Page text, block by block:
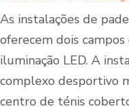
As instalações de
oferecem dois
iluminação LED. A
complexo desportivo
centro de ténis